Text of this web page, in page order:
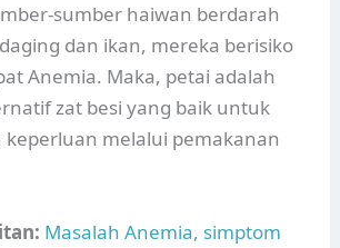
sumber haiwan berdarah
dan ikan, mereka berisiko
Anemia. Maka, petai adalah
zat besi yang baik untuk
melalui pemakanan
Masalah Anemia, simptom